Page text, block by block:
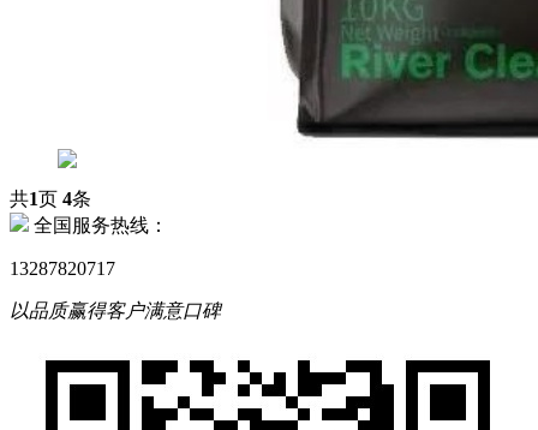
共1页 4条
全国服务热线：
13287820717
以品质赢得客户满意口碑